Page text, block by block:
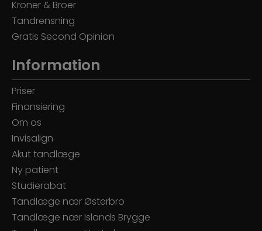
Kroner & Broer
Tandrensning
Gratis Second Opinion
Information
Priser
Finansiering
Om os
Invisalign
Akut tandlæge
Ny patient
Studierabat
Tandlæge nær Østerbro
Tandlæge nær Islands Brygge